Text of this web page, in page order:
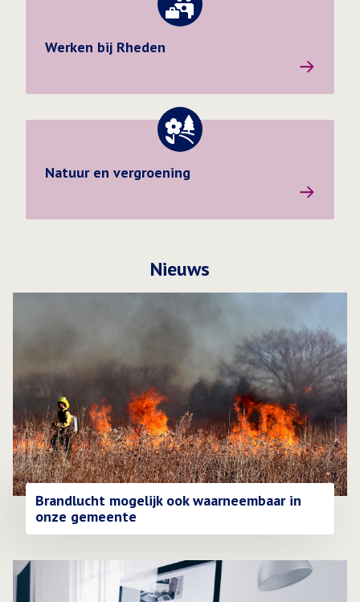
Werken bij Rheden
Natuur en vergroening
Natuur en vergroening
Nieuws
Brandlucht mogelijk ook waarneembaar in
onze gemeente
Lees meer over Technische storing zorgt voor vertraging bij